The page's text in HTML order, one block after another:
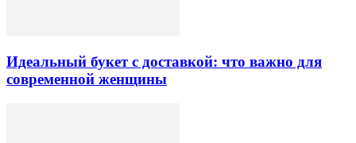
Идеальный букет с доставкой: что важно для
современной женщины